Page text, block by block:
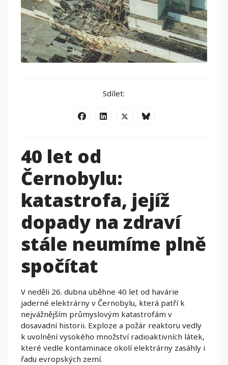
Sdílet:
40 let od
Černobylu:
katastrofa, jejíž
dopady na zdraví
stále neumíme plně
spočítat
V neděli 26. dubna uběhne 40 let od havárie
jaderné elektrárny v Černobylu, která patří k
nejvážnějším průmyslovým katastrofám v
dosavadní historii. Exploze a požár reaktoru vedly
k uvolnění vysokého množství radioaktivních látek,
které vedle kontaminace okolí elektrárny zasáhly i
řadu evropských zemí.